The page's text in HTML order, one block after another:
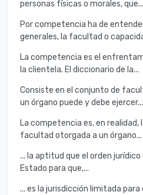
personas físicas o morales, que...
Por competencia ha de
generales, la facultad o
La competencia es el
la clientela. El diccionario de la...
Consiste en el conjunto de
un órgano puede y debe ejercer...
La competencia es, en realidad,
facultad otorgada a un órgano...
... la aptitud que el orden jurídico
Estado para que,...
... es la jurisdicción limitada